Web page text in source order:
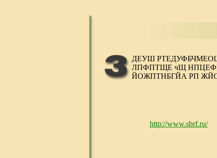
ДЕУШ
ЛПФПТЩЕ чЩ
ЙОЖПТНБГЙА РП
http://www.sbrf.ru/